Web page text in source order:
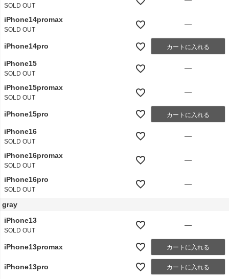
SOLD OUT
iPhone14promax
SOLD OUT
—
iPhone14pro カートに入れる
iPhone15
SOLD OUT
—
iPhone15promax
SOLD OUT
—
iPhone15pro カートに入れる
iPhone16
SOLD OUT
—
iPhone16promax
SOLD OUT
—
iPhone16pro
SOLD OUT
—
gray
iPhone13
SOLD OUT
—
iPhone13promax カートに入れる
iPhone13pro カートに入れる